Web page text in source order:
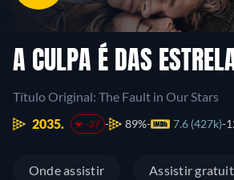
A CULPA É DAS
Título Original: The Fault in Our Stars
2035.
-27 89% 7.6 (427k)
Onde assistir Assistir